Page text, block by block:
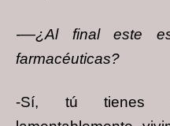
-—¿Al final este
farmacéuticas?
-Sí, tú tienes